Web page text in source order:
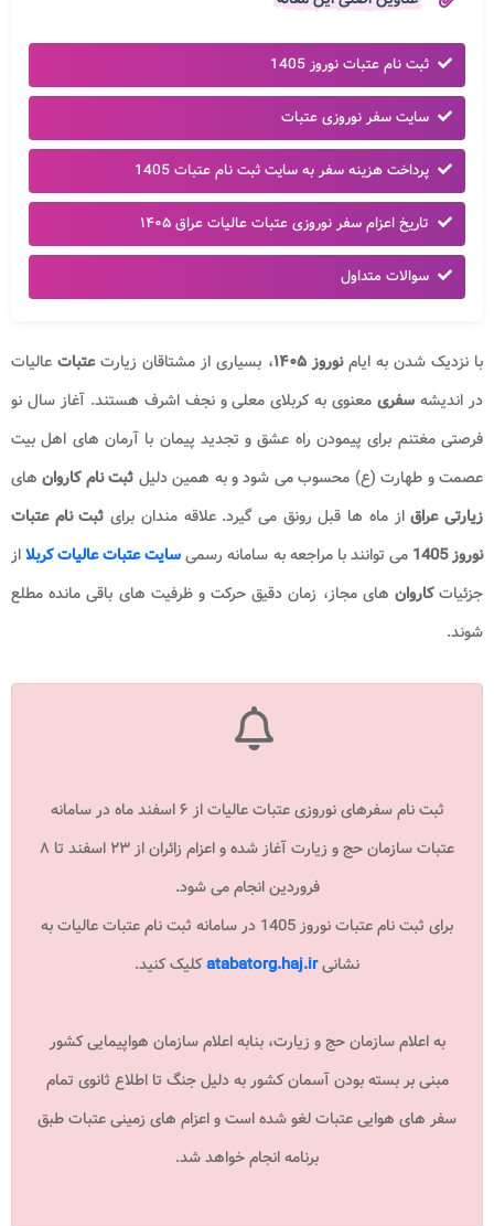
ثبت نام عتبات نوروز 1405
سایت سفر نوروزی عتبات
پرداخت هزینه سفر به سایت ثبت نام عتبات 1405
تاریخ اعزام سفر نوروزی عتبات عالیات عراق ۱۴۰۵
سوالات متداول
با نزدیک شدن به ایامنوروز ۱۴۰۵ ، بسیاری از مشتاقان زیارتعتبات عالیات
در اندیشه سفری معنوی به کربلای معلی و نجف اشرف هستند. آغاز سال نو
فرصتی مغتنم برای پیمودن راه عشق و تجدید پیمان با آرمان های اهل بیت
عصمت و طهارت (ع) محسوب می شود و به همین دلیل ثبت نام کاروان های
زیارتی عراقاز ماه ها قبل رونق می گیرد. علاقه مندان برای ثبت نام عتبات
نوروز 1405
می توانند با مراجعه به سامانه رسمیسایتعتبات عالیات کربلااز
جزئیاتکاروان های مجاز، زمان دقیق حرکت و ظرفیت های باقی مانده مطلع
شوند.
ثبت نام سفرهای نوروزی عتبات عالیات از ۶ اسفند ماه در سامانه
عتبات سازمان حج و زیارت آغاز شده و اعزام زائران از ۲۳ اسفند تا ۸
فروردین انجام می شود.
برای ثبت نام عتبات نوروز 1405 در سامانه ثبت نام عتبات عالیات به
نشانیatabatorg.haj.irکلیک کنید.
به اعلام سازمان حج و زیارت، بنابه اعلام سازمان هواپیمایی کشور
مبنی بر بسته بودن آسمان کشور به دلیل جنگ تا اطلاع ثانوی تمام
سفر های هوایی عتبات لغو شده است و اعزام های زمینی عتبات طبق
برنامه انجام خواهد شد.